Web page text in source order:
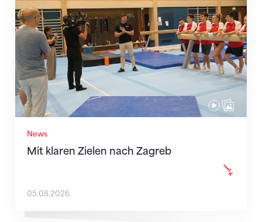
News
Mit klaren Zielen nach Zagreb
05.08.2026